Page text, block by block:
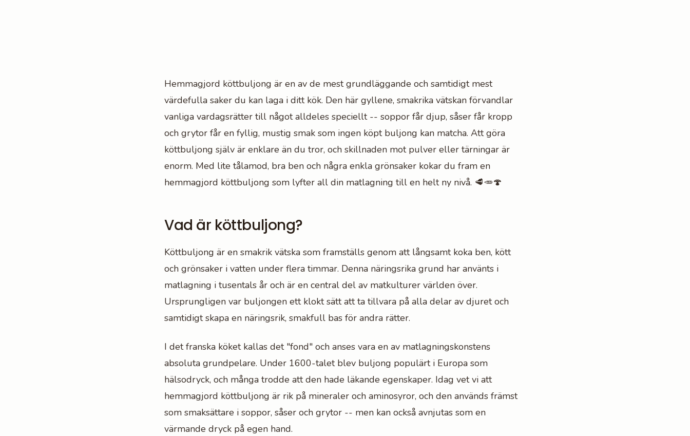
Hemmagjord köttbuljong är en av de mest grundläggande och samtidigt mest
värdefulla saker du kan laga i ditt kök. Den här gyllene, smakrika vätskan förvandlar
vanliga vardagsrätter till något alldeles speciellt -- soppor får djup, såser får kropp
och grytor får en fyllig, mustig smak som ingen köpt buljong kan matcha. Att göra
köttbuljong själv är enklare än du tror, och skillnaden mot pulver eller tärningar är
enorm. Med lite tålamod, bra ben och några enkla grönsaker kokar du fram en
hemmagjord köttbuljong som lyfter all din matlagning till en helt ny nivå. 🥩🥕🍄
Vad är köttbuljong?
Köttbuljong är en smakrik vätska som framställs genom att långsamt koka ben, kött
och grönsaker i vatten under flera timmar. Denna näringsrika grund har använts i
matlagning i tusentals år och är en central del av matkulturer världen över.
Ursprungligen var buljongen ett klokt sätt att ta tillvara på alla delar av djuret och
samtidigt skapa en näringsrik, smakfull bas för andra rätter.
I det franska köket kallas det "fond" och anses vara en av matlagningskonstens
absoluta grundpelare. Under 1600-talet blev buljong populärt i Europa som
hälsodryck, och många trodde att den hade läkande egenskaper. Idag vet vi att
hemmagjord köttbuljong är rik på mineraler och aminosyror, och den används främst
som smaksättare i soppor, såser och grytor -- men kan också avnjutas som en
värmande dryck på egen hand.